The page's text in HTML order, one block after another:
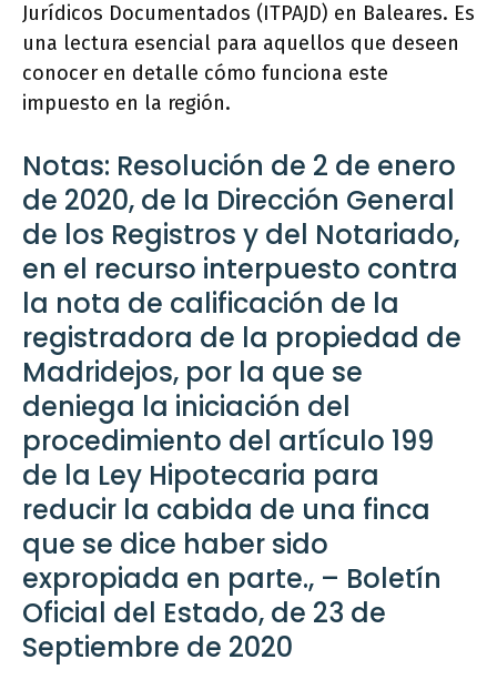
Jurídicos Documentados (ITPAJD) en Baleares. Es
una lectura esencial para aquellos que deseen
conocer en detalle cómo funciona este
impuesto en la región.
Notas: Resolución de 2 de enero
de 2020, de la Dirección General
de los Registros y del Notariado,
en el recurso interpuesto contra
la nota de calificación de la
registradora de la propiedad de
Madridejos, por la que se
deniega la iniciación del
procedimiento del artículo 199
de la Ley Hipotecaria para
reducir la cabida de una finca
que se dice haber sido
expropiada en parte., – Boletín
Oficial del Estado, de 23 de
Septiembre de 2020